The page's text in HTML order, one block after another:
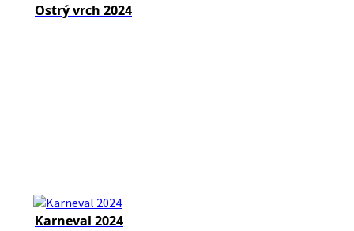
Ostrý vrch 2024
Karneval 2024